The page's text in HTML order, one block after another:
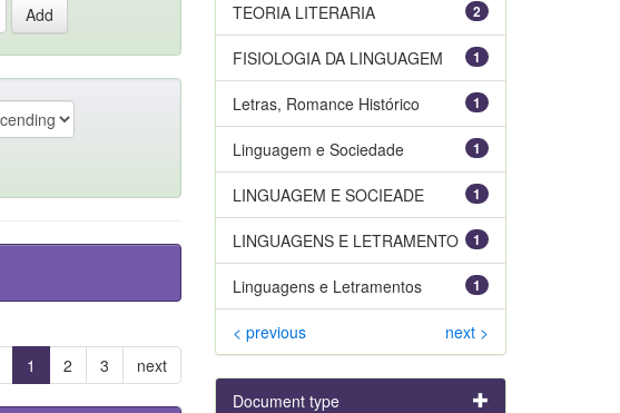
1 2 3 next
2
TEORIA LITERARIA
1
FISIOLOGIA DA LINGUAGEM
1
Letras, Romance Histórico
1
Linguagem e Sociedade
1
LINGUAGEM E SOCIEADE
1
LINGUAGENS E LETRAMENTO
1
Linguagens e Letramentos
< previous next >
Document type